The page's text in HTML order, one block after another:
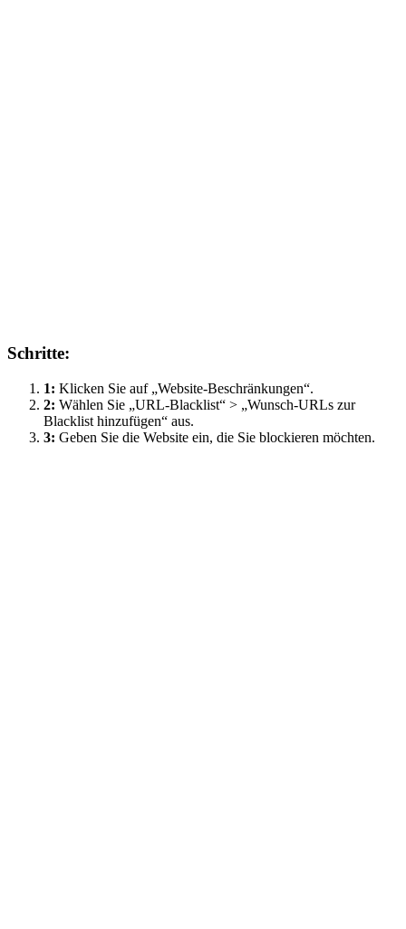
Schritte:
1: Klicken Sie auf „Website-Beschränkungen“.
2: Wählen Sie „URL-Blacklist“ > „Wunsch-URLs zur
Blacklist hinzufügen“ aus.
3: Geben Sie die Website ein, die Sie blockieren möchten.